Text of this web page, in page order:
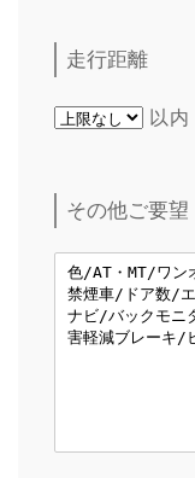
走行距離
以内
その他ご要望